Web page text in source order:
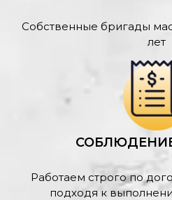
Собственные бригады
лет
Работаем строго по
подходя к